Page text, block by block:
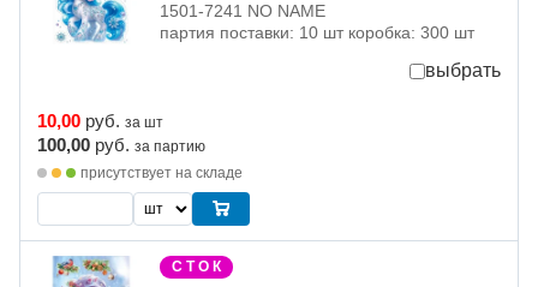
1501-7241 NO NAME
партия поставки: 10 шт коробка: 300 шт
выбрать
10,00 руб. за шт
100,00 руб. за партию
присутствует на складе
С Т О К